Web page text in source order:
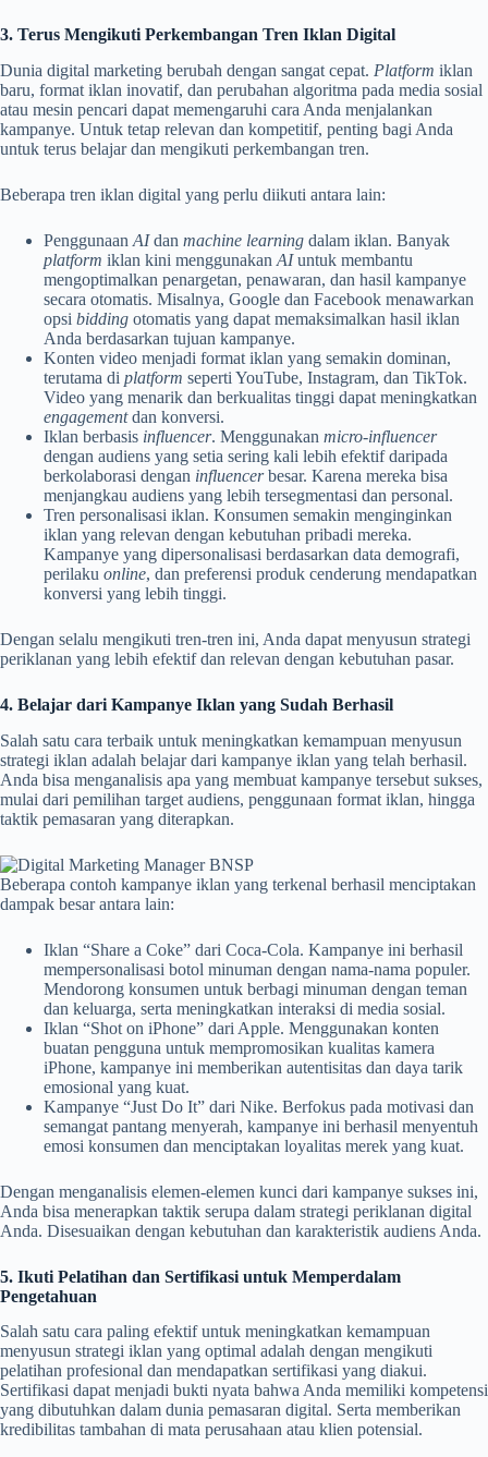
3. Terus Mengikuti Perkembangan Tren Iklan Digital
Dunia digital marketing berubah dengan sangat cepat. Platform iklan
baru, format iklan inovatif, dan perubahan algoritma pada media sosial
atau mesin pencari dapat memengaruhi cara Anda menjalankan
kampanye. Untuk tetap relevan dan kompetitif, penting bagi Anda
untuk terus belajar dan mengikuti perkembangan tren.
Beberapa tren iklan digital yang perlu diikuti antara lain:
Penggunaan AIdan machine learning dalam iklan. Banyak
platform iklan kini menggunakan AIuntuk membantu
mengoptimalkan penargetan, penawaran, dan hasil kampanye
secara otomatis. Misalnya, Google dan Facebook menawarkan
opsi bidding otomatis yang dapat memaksimalkan hasil iklan
Anda berdasarkan tujuan kampanye.
Konten video menjadi format iklan yang semakin dominan,
terutama di platform seperti YouTube, Instagram, dan TikTok.
Video yang menarik dan berkualitas tinggi dapat meningkatkan
engagementdan konversi.
Iklan berbasis influencer. Menggunakan micro-influencer
dengan audiens yang setia sering kali lebih efektif daripada
berkolaborasi dengan influencerbesar. Karena mereka bisa
menjangkau audiens yang lebih tersegmentasi dan personal.
Tren personalisasi iklan. Konsumen semakin menginginkan
iklan yang relevan dengan kebutuhan pribadi mereka.
Kampanye yang dipersonalisasi berdasarkan data demografi,
perilaku online, dan preferensi produk cenderung mendapatkan
konversi yang lebih tinggi.
Dengan selalu mengikuti tren-tren ini, Anda dapat menyusun strategi
periklanan yang lebih efektif dan relevan dengan kebutuhan pasar.
4. Belajar dari Kampanye Iklan yang Sudah Berhasil
Salah satu cara terbaik untuk meningkatkan kemampuan menyusun
strategi iklan adalah belajar dari kampanye iklan yang telah berhasil.
Anda bisa menganalisis apa yang membuat kampanye tersebut sukses,
mulai dari pemilihan target audiens, penggunaan format iklan, hingga
taktik pemasaran yang diterapkan.
Beberapa contoh kampanye iklan yang terkenal berhasil menciptakan
dampak besar antara lain:
Iklan “Share a Coke” dari Coca-Cola. Kampanye ini berhasil
mempersonalisasi botol minuman dengan nama-nama populer.
Mendorong konsumen untuk berbagi minuman dengan teman
dan keluarga, serta meningkatkan interaksi di media sosial.
Iklan “Shot on iPhone” dari Apple. Menggunakan konten
buatan pengguna untuk mempromosikan kualitas kamera
iPhone, kampanye ini memberikan autentisitas dan daya tarik
emosional yang kuat.
Kampanye “Just Do It” dari Nike. Berfokus pada motivasi dan
semangat pantang menyerah, kampanye ini berhasil menyentuh
emosi konsumen dan menciptakan loyalitas merek yang kuat.
Dengan menganalisis elemen-elemen kunci dari kampanye sukses ini,
Anda bisa menerapkan taktik serupa dalam strategi periklanan digital
Anda. Disesuaikan dengan kebutuhan dan karakteristik audiens Anda.
5. Ikuti Pelatihan dan Sertifikasi untuk Memperdalam
Pengetahuan
Salah satu cara paling efektif untuk meningkatkan kemampuan
menyusun strategi iklan yang optimal adalah dengan mengikuti
pelatihan profesional dan mendapatkan sertifikasi yang diakui.
Sertifikasi dapat menjadi bukti nyata bahwa Anda memiliki kompetensi
yang dibutuhkan dalam dunia pemasaran digital. Serta memberikan
kredibilitas tambahan di mata perusahaan atau klien potensial.